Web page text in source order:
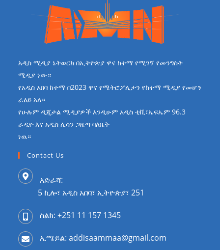
አዲስ ሚዲያ ኔትወርክ በኢትዮጵያ ዋና ከተማ የሚገኝ የመንግስት
ሚዲያ ነው።
የአዲስ አበባ ከተማ በ2023 ዋና የሜትሮፖሊታን የከተማ ሚዲያ የመሆን
ራዕይ አለ።
የሁሉም ዲጂታል ሚዲያዎች እንዲሁም አዲስ ቲቪ፣ኤፍኤም 96.3
ራዲዮ እና አዲስ ሊሳን ጋዜጣ ባለቤት
ነዉ።
Contact Us
አድራሻ:
5 ኪሎ፣ አዲስ አበባ፣ ኢትዮጵያ፣ 251
ስልክ: +251 11 157 1345
ኢሜይል: addisaammaa@gmail.com